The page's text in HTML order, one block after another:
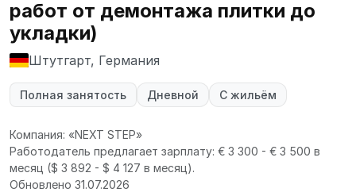
работ от демонтажа плитки до
укладки)
Штутгарт, Германия
Полная занятость Дневной С жильём
Компания: «NEXT STEP»
Работодатель предлагает зарплату: € 3 300 - € 3 500 в
месяц ($ 3 892 - $ 4 127 в месяц).
Обновлено 31.07.2026